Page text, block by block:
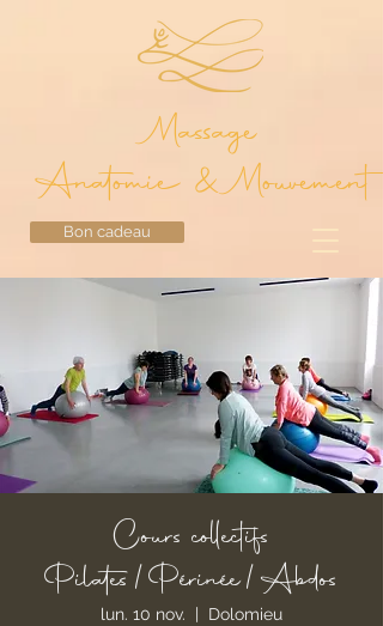
Massage
Anatomie & Mouvement
Bon cadeau
Cours collectifs
Pilates/Périnée/Abdos
lun. 10 nov.
  |
Dolomieu